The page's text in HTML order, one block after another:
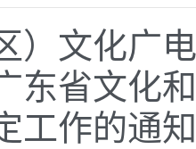
）文化广
省文化和
工作的通